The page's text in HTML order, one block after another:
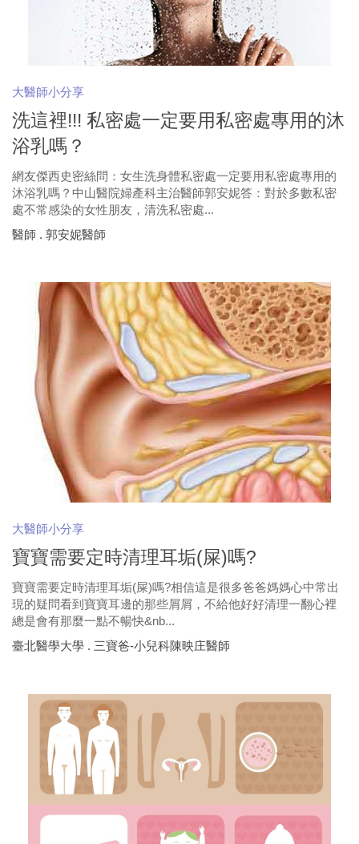
大醫師小分享
洗這裡!!! 私密處一定要用私密處專用的沐
浴乳嗎？
網友傑西史密絲問：女生洗身體私密處一定要用私密處專用的
沐浴乳嗎？中山醫院婦產科主治醫師郭安妮答：對於多數私密
處不常感染的女性朋友，清洗私密處...
醫師 . 郭安妮醫師
大醫師小分享
寶寶需要定時清理耳垢(屎)嗎?
寶寶需要定時清理耳垢(屎)嗎?相信這是很多爸爸媽媽心中常出
現的疑問看到寶寶耳邊的那些屑屑，不給他好好清理一翻心裡
總是會有那麼一點不暢快&nb...
臺北醫學大學 . 三寶爸-小兒科陳映庄醫師